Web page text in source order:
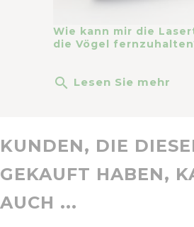
Wie kann mir die
die Vögel
search Lesen Sie mehr
KUNDEN, DIE
GEKAUFT HABEN,
AUCH ...